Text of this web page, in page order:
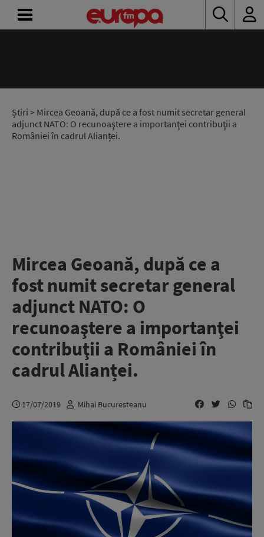
Știri > Mircea Geoană, după ce a fost numit secretar general
adjunct NATO: O recunoaştere a importanţei contribuţii a
României în cadrul Alianței.
Mircea Geoană, după ce a
fost numit secretar general
adjunct NATO: O
recunoaştere a importanţei
contribuţii a României în
cadrul Alianței.
17/07/2019 Mihai Bucuresteanu
RADIO
CONCURSURI